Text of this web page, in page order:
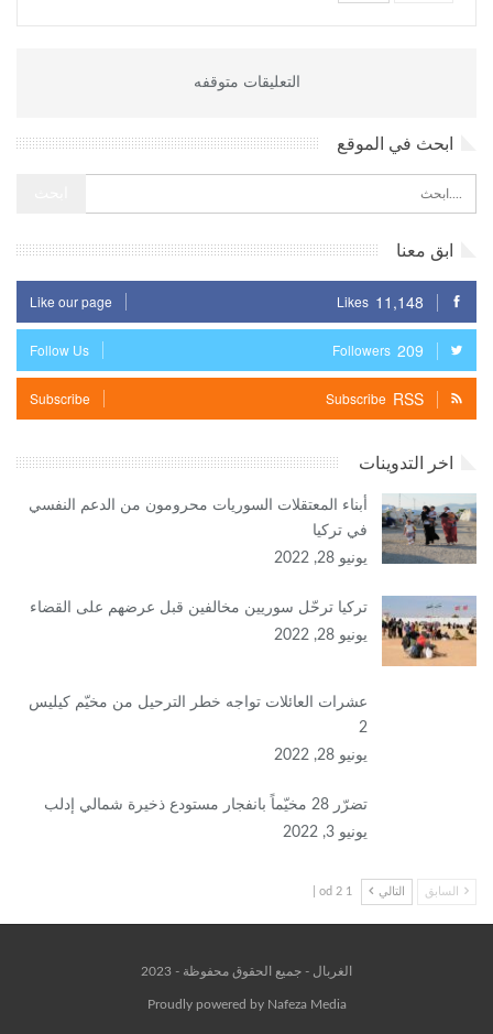
التعليقات متوقفه
ابحث في الموقع
ابق معنا
11,148
Likes
Like our page
209
Followers
Follow Us
RSS
Subscribe
Subscribe
اخر التدوينات
أبناء المعتقلات السوريات محرومون من الدعم النفسي
في تركيا
يونيو 28, 2022
تركيا ترحّل سوريين مخالفين قبل عرضهم على القضاء
يونيو 28, 2022
عشرات العائلات تواجه خطر الترحيل من مخيّم كيليس
2
يونيو 28, 2022
تضرّر 28 مخيّماً بانفجار مستودع ذخيرة شمالي إدلب
يونيو 3, 2022
السابق التالي 1 od 2 |
الغربال - جميع الحقوق محفوظة - 2023
Proudly powered by Nafeza Media